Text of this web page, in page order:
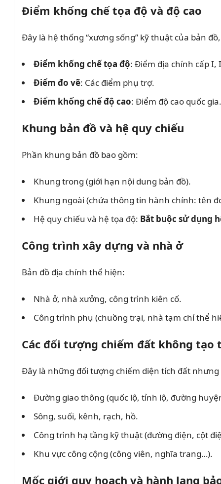
Điểm khống chế tọa độ và độ cao
Đây là hệ thống “xương sống” kỹ thuật của bản
Điểm khống chế tọa độ: Điểm địa chính cấp I,
Điểm đo vẽ: Các điểm phụ trợ.
Điểm khống chế độ cao: Điểm độ cao quốc gia.
Khung bản đồ và hệ quy chiếu
Phần khung bản đồ bao gồm:
Khung trong (giới hạn nội dung bản đồ).
Khung ngoài (chứa thông tin hành chính: tên
Hệ quy chiếu và hệ tọa độ: Bắt buộc sử dụng
Công trình xây dựng và nhà ở
Bản đồ địa chính thể hiện:
Nhà ở, nhà xưởng, công trình kiên cố.
Công trình phụ (chuồng trại, nhà tạm chỉ thể
Các đối tượng chiếm đất không tạo
Đây là những đối tượng chiếm diện tích đất
Đường giao thông (quốc lộ, tỉnh lộ, đường
Sông, suối, kênh, rạch, hồ.
Công trình hạ tầng kỹ thuật (đường điện, cột
Khu vực công cộng (công viên, nghĩa trang…).
Mốc giới quy hoạch và hành lang